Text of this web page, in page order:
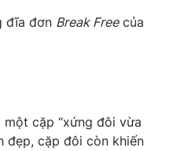
đĩa đơn Break Freecủa
một cặp “xứng đôi vừa
đẹp, cặp đôi còn khiến